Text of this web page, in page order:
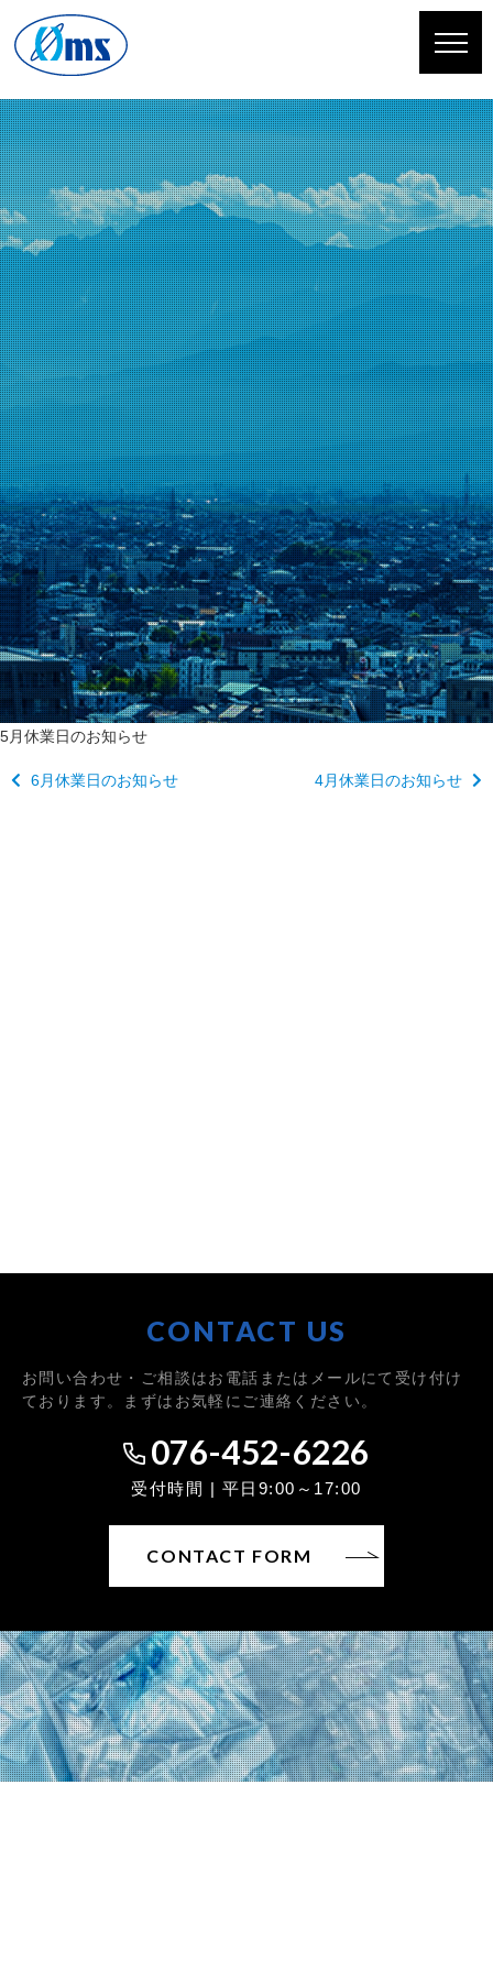
5月休業日のお知らせ
4月休業日のお知らせ
6月休業日のお知らせ
CONTACT US
お問い合わせ・ご相談はお電話またはメールにて受け付け
ております。まずはお気軽にご連絡ください。
076-452-6226
受付時間 | 平日9:00～17:00
CONTACT FORM